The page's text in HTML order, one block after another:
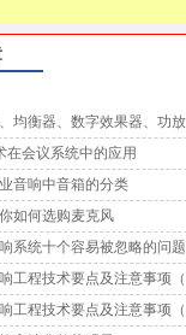
均衡器、数字效果器、功
在会议系统中的应用
音响中音箱的分类
如何选购麦克风
系统十个容易被忽略的问题
工程技术要点及注意事项
工程技术要点及注意事项